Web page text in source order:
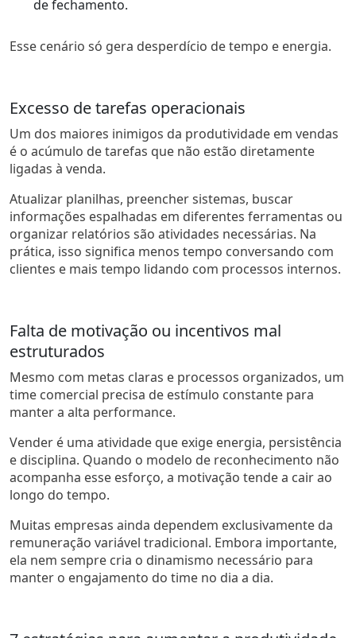
de fechamento.
Esse cenário só gera desperdício de tempo e energia.
Excesso de tarefas operacionais
Um dos maiores inimigos da produtividade em vendas
é o acúmulo de tarefas que não estão diretamente
ligadas à venda.
Atualizar planilhas, preencher sistemas, buscar
informações espalhadas em diferentes ferramentas ou
organizar relatórios são atividades necessárias. Na
prática, isso significa menos tempo conversando com
clientes e mais tempo lidando com processos internos.
Falta de motivação ou incentivos mal
estruturados
Mesmo com metas claras e processos organizados, um
time comercial precisa de estímulo constante para
manter a alta performance.
Vender é uma atividade que exige energia, persistência
e disciplina. Quando o modelo de reconhecimento não
acompanha esse esforço, a motivação tende a cair ao
longo do tempo.
Muitas empresas ainda dependem exclusivamente da
remuneração variável tradicional. Embora importante,
ela nem sempre cria o dinamismo necessário para
manter o engajamento do time no dia a dia.